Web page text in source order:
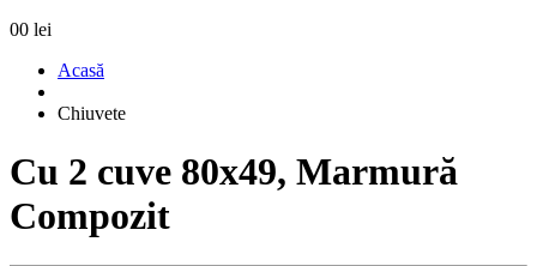
00 lei
Acasă
Chiuvete
Cu 2 cuve 80x49, Marmură
Compozit